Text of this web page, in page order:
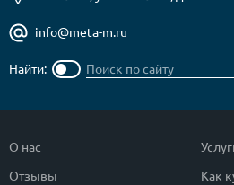
info@meta-m.ru
Найти:
О нас
Отзывы
Как